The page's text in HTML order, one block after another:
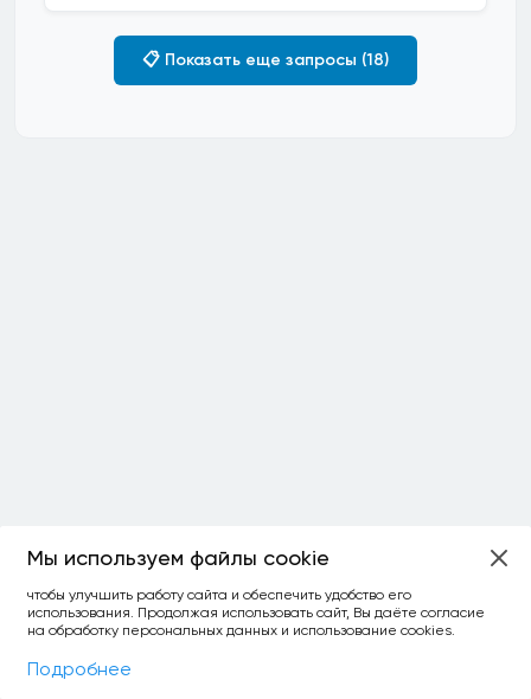
Фильтры
📋 Показать еще запросы (18)
Мы используем файлы cookie
чтобы улучшить работу сайта и обеспечить удобство его
использования. Продолжая использовать сайт, Вы даёте согласие
на обработку персональных данных и использование cookies.
Подробнее
ОСТАЛОСЬ:
уточнить фильтр сравнить топ-3
спросить ИИ